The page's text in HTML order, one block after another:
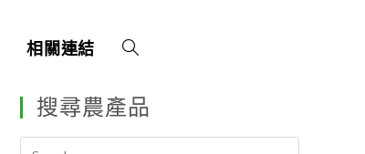
相關連結
搜尋農產品